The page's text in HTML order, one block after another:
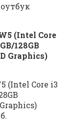
(Intel Core
128GB
Graphics)
(Intel Core i3